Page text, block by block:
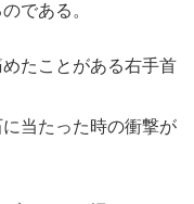
である。
たことがある右手首
当たった時の衝撃が